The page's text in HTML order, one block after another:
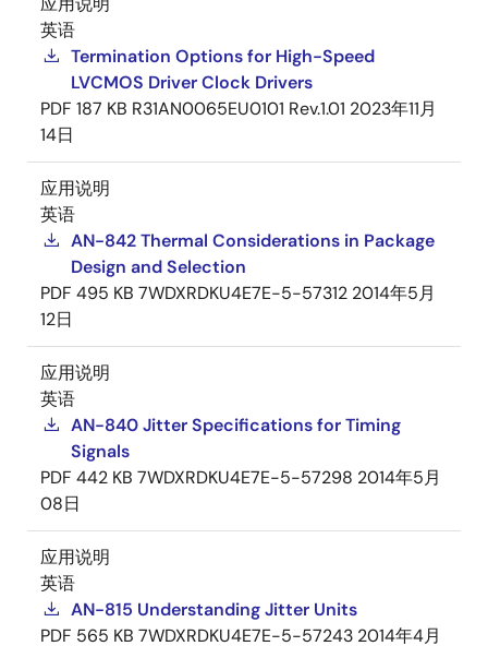
英语
Termination Options for High-Speed
LVCMOS Driver Clock Drivers
PDF 187 KB R31AN0065EU0101 Rev.1.01 2023年11月
14日
应用说明
英语
AN-842 Thermal Considerations in Package
Design and Selection
PDF 495 KB 7WDXRDKU4E7E-5-57312 2014年5月
12日
应用说明
英语
AN-840 Jitter Specifications for Timing
Signals
PDF 442 KB 7WDXRDKU4E7E-5-57298 2014年5月
08日
应用说明
英语
AN-815 Understanding Jitter Units
PDF 565 KB 7WDXRDKU4E7E-5-57243 2014年4月